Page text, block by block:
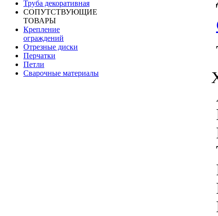
Труба декоративная
СОПУТСТВУЮЩИЕ
ТОВАРЫ
Крепление
ограждений
Отрезные диски
Перчатки
Петли
Сварочные материалы